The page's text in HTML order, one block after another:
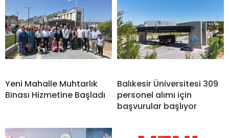
Yeni Mahalle Muhtarlık
Binası Hizmetine Başladı
Balıkesir Üniversitesi 309
personel alımı için
başvurular başlıyor